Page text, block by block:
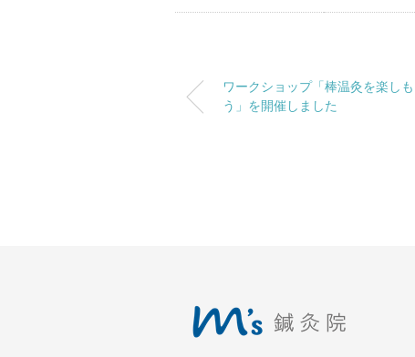
ワークショップ「棒温灸を楽しも
う」を開催しました